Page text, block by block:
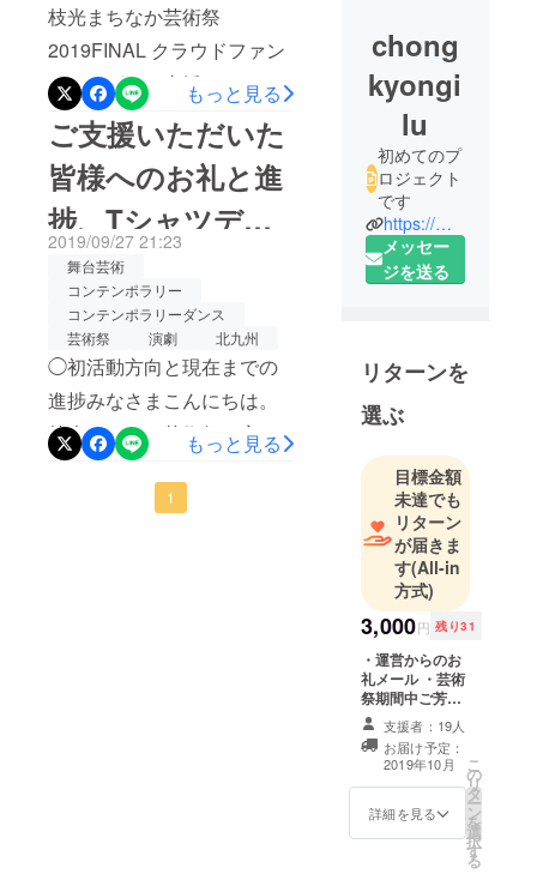
枝光まちなか芸術祭
2019FINAL クラウドファン
ディングにご支援いただい
た皆様お世話になっており
ます。枝光まちなか芸術祭
の鄭です。お陰様で枝光ま
ちなか芸術祭2019FINAL無
事に幕を下ろすことができ
ました。ラストのお祭りは
お陰様でとても素敵なもの
になりました。天候にも恵
まれ野外での上演も太めパ
フォーマンスを除く商店街
上演カンパニーは無事に公
演を行うことができまし
た。全ての公演において満
もっと見る
ご支援いただいた
皆様へのお礼と進
捗、Tシャツデザ
イン発表！！
2019/09/27 21:23
舞台芸術
コンテンポラリー
コンテンポラリーダンス
芸術祭
演劇 北九州
◯初活動方向と現在までの
進捗みなさまこんにちは。
枝光まちなか芸術祭の実行
委員長、鄭（ちょん）と申
します。約一ヶ月という短
もっと見る
1
chong
kyongi
lu
初めてのプ
ロジェクト
です
https://machinakaart.jimdo.com
メッセー
ジを送る
リターンを
選ぶ
目標金額
未達でも
リターン
が届きま
す(All-in
方式)
3,000円 残り31
・運営からのお
礼メール ・芸術
祭期間中ご芳名
貼り出し ※支援
時、必ず備考欄
にご芳名希望の
お名前をご記入
ください。
支援者：19人
お届け予定：
2019年10月
詳細を見る
こ
の
リ
タ
ー
ン
を
選
択
す
る